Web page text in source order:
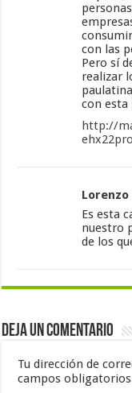
con las
Pero sí
realizar
con esta
http://
Lorenzo
Es esta
nuestro
de los
Deja un comentario
Tu dirección de
campos